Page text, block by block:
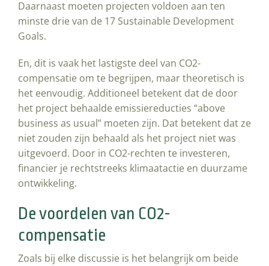
Daarnaast moeten projecten voldoen aan ten
minste drie van de 17 Sustainable Development
Goals.
En, dit is vaak het lastigste deel van CO2-
compensatie om te begrijpen, maar theoretisch is
het eenvoudig. Additioneel betekent dat de door
het project behaalde emissiereducties “above
business as usual” moeten zijn. Dat betekent dat ze
niet zouden zijn behaald als het project niet was
uitgevoerd. Door in CO2-rechten te investeren,
financier je rechtstreeks klimaatactie en duurzame
ontwikkeling.
De voordelen van CO2-
compensatie
Zoals bij elke discussie is het belangrijk om beide